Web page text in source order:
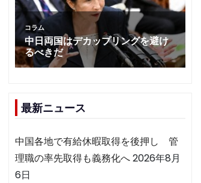
最新ニュース
中国各地で有給休暇取得を後押し 管
理職の率先取得も義務化へ2026年8月
6日